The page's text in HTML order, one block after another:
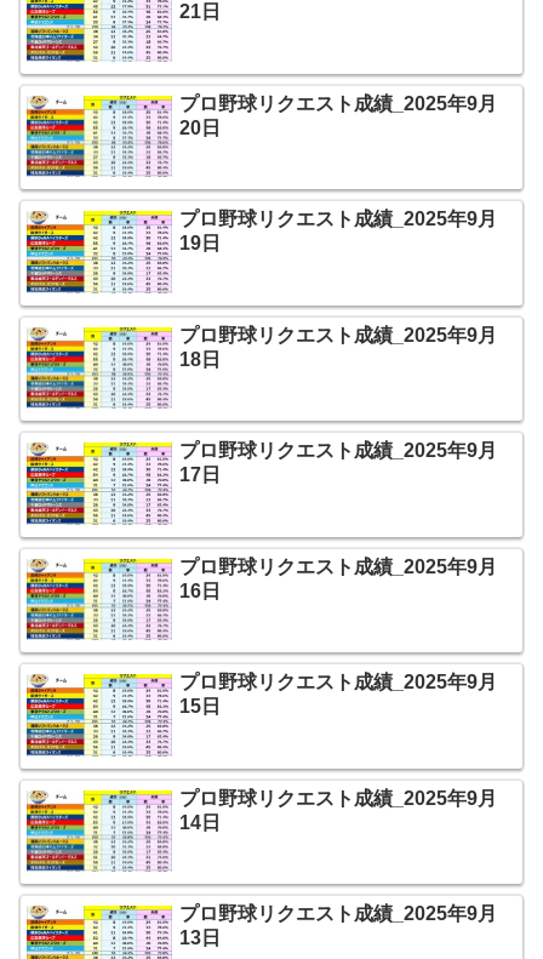
21日
プロ野球リクエスト成績_2025年9月
20日
プロ野球リクエスト成績_2025年9月
19日
プロ野球リクエスト成績_2025年9月
18日
プロ野球リクエスト成績_2025年9月
17日
プロ野球リクエスト成績_2025年9月
16日
プロ野球リクエスト成績_2025年9月
15日
プロ野球リクエスト成績_2025年9月
14日
プロ野球リクエスト成績_2025年9月
13日